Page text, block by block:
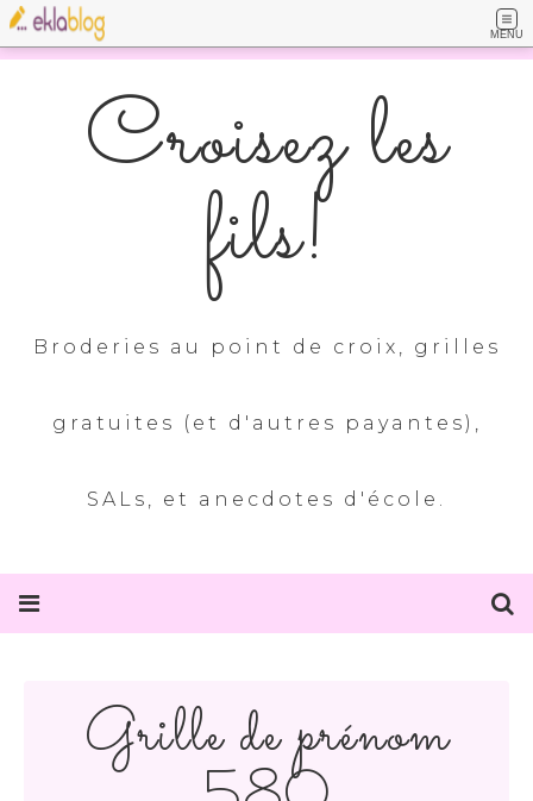
MENU
Croisez les
fils!
Broderies au point de croix, grilles
gratuites (et d'autres payantes),
SALs, et anecdotes d'école.
Grille de prénom